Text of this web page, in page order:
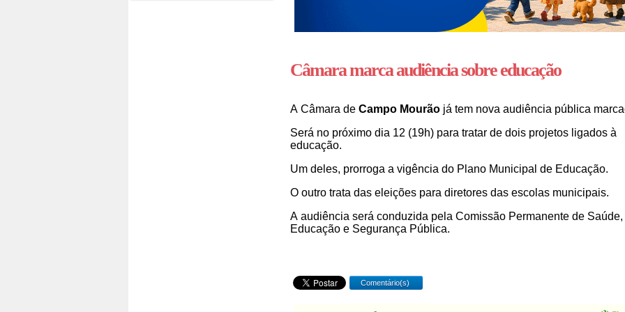
Câmara marca audiência sobre educação
A Câmara de Campo Mourão já tem nova audiência pública
Será no próximo dia 12 (19h) para tratar de dois projetos ligados à
educação.
Um deles, prorroga a vigência do Plano Municipal de Educação.
O outro trata das eleições para diretores das escolas municipais.
A audiência será conduzida pela Comissão Permanente de Saúde,
Educação e Segurança Pública.
Comentário(s)